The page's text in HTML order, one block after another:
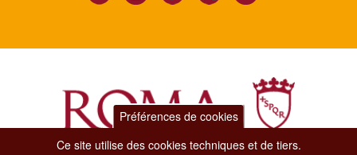
Préférences de cookies
Ce site utilise des cookies techniques et de tiers.